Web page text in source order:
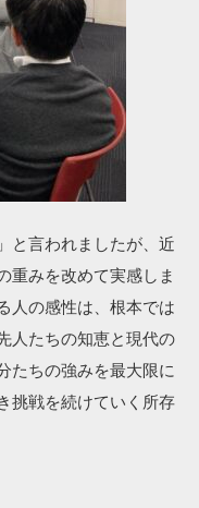
と​言われましたが、​近
重みを​改めて​実感しま
人の​感性は、​根本では​
人たちの​知恵と​現代の​
たちの​強みを​最大限に​
挑戦を​続けていく​所存